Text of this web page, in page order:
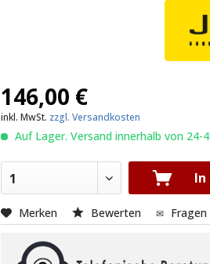
146,00 €
inkl. MwSt. zzgl. Versandkosten
Auf Lager. Versand innerhalb von 24-
1 In
Merken Bewerten